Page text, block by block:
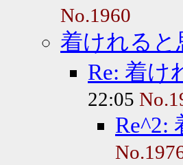
No.1960
着けれる
Re: 着け
22:05
Re^2: